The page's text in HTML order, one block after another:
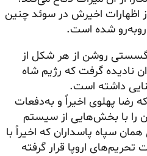
اظهارات اخیرش در سوئد چنین
روبه‌رو شده است.
گسستی روشن از هر شکل از
نادیده گرفت که رژیم شاه
داشته است.
رضا پهلوی اخیراً و به‌دفعات
را با بخش‌هایی از سیستم
همان سپاه پاسداران که اخیراً با
تحریم‌های اروپا قرار گرفته